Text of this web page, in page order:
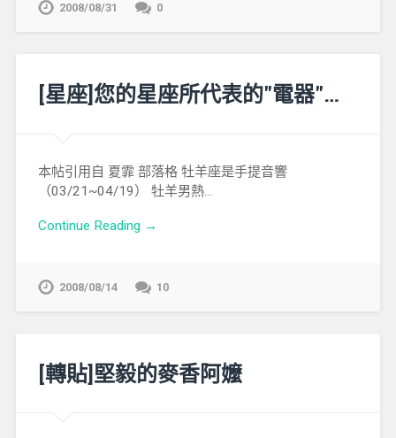
2008/08/31 0
[星座]您的星座所代表的"電器"…
本帖引用自 夏霏 部落格 牡羊座是手提音響
（03/21~04/19） 牡羊男熱…
Continue Reading →
2008/08/14 10
[轉貼]堅毅的麥香阿嬤